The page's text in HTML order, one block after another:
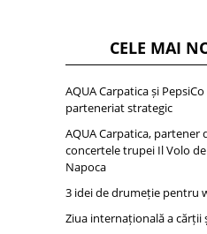
CELE MAI
AQUA Carpatica și
parteneriat strategic
AQUA Carpatica, partener
concertele trupei Il Volo
Napoca
3 idei de drumeție pentru
Ziua internațională a